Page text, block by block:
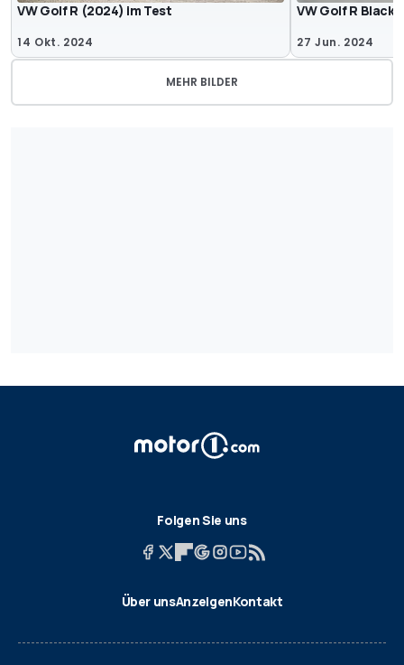
VW Golf R (2024) im Test
14 Okt. 2024
VW Golf R Black
27 Jun. 2024
MEHR BILDER
Folgen Sie uns
Über unsAnzeigenKontakt